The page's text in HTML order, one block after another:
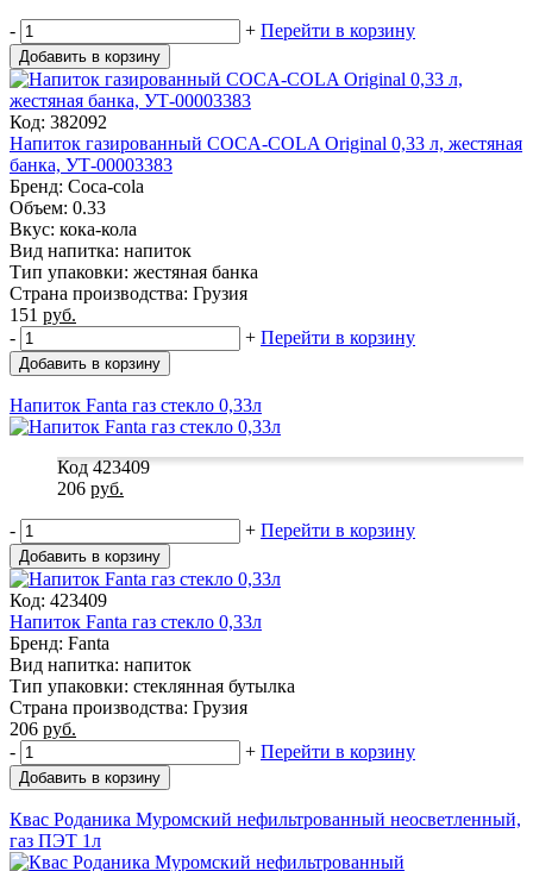
- + Перейти в корзину
Добавить в корзину
Код: 382092
Напиток газированный COCA-COLA Original 0,33 л, жестяная
банка, УТ-00003383
Бренд: Coca-cola
Объем: 0.33
Вкус: кока-кола
Вид напитка: напиток
Тип упаковки: жестяная банка
Страна производства: Грузия
151 руб.
-
+ Перейти в корзину
Добавить в корзину
Напиток Fanta газ стекло 0,33л
Код 423409
206 руб.
- + Перейти в корзину
Добавить в корзину
Код: 423409
Напиток Fanta газ стекло 0,33л
Бренд: Fanta
Вид напитка: напиток
Тип упаковки: стеклянная бутылка
Страна производства: Грузия
206 руб.
-
+ Перейти в корзину
Добавить в корзину
Квас Роданика Муромский нефильтрованный неосветленный,
газ ПЭТ 1л